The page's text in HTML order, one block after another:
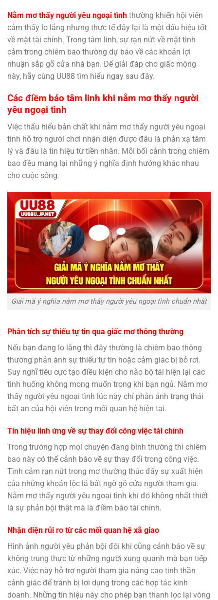
Nằm mơ thấy người yêu ngoại tình thường khiến hội viên
cảm thấy lo lắng nhưng thực tế đây lại là một dấu hiệu tốt
về mặt tài chính. Trong tâm linh, sự rạn nứt về mặt tình
cảm trong chiêm bao thường dự báo về các khoản lợi
nhuận sắp gõ cửa nhà bạn. Để giải đáp cho giấc mộng
này, hãy cùng UU88 tìm hiểu ngay sau đây.
Các điềm báo tâm linh khi nằm mơ thấy người
yêu ngoại tình
Việc thấu hiểu bản chất khi nằm mơ thấy người yêu ngoại
tình hỗ trợ người chơi nhận diện được đâu là phản xạ tâm
lý và đâu là tín hiệu từ tiền nhân. Mỗi bối cảnh trong chiêm
bao đều mang lại những ý nghĩa định hướng khác nhau
cho cuộc sống.
Giải mã ý nghĩa nằm mơ thấy người yêu ngoại tình chuẩn nhất
Phân tích sự thiếu tự tin qua giấc mơ thông thường
Nếu bạn đang lo lắng thì đây thường là chiêm bao thông
thường phản ánh sự thiếu tự tin hoặc cảm giác bị bỏ rơi.
Suy nghĩ tiêu cực tạo điều kiện cho não bộ tái hiện lại các
tình huống không mong muốn trong khi bạn ngủ. Nằm mơ
thấy người yêu ngoại tình lúc này chỉ phản ánh trạng thái
bất an của hội viên trong mối quan hệ hiện tại.
Tín hiệu linh ứng về sự thay đổi công việc tài chính
Trong trường hợp mọi chuyện đang bình thường thì chiêm
bao này có thể cảnh báo về sự thay đổi trong công việc.
Tình cảm rạn nứt trong mơ thường thúc đẩy sự xuất hiện
của những khoản lộc lá bất ngờ gõ cửa người tham gia.
Nằm mơ thấy người yêu ngoại tình khi đó không nhất thiết
là sự phản bội thật mà là điềm báo tài chính.
Nhận diện rủi ro từ các mối quan hệ xã giao
Hình ảnh người yêu phản bội đôi khi cũng cảnh báo về sự
không trung thực từ những người xung quanh mà bạn tiếp
xúc. Việc này hỗ trợ người tham gia nâng cao tinh thần
cảnh giác để tránh bị lợi dụng trong các hợp tác kinh
doanh. Những tín hiệu này cho phép bạn thanh lọc lại vòng